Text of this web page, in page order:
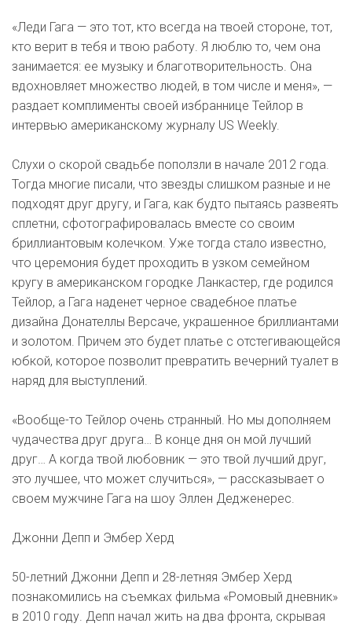
«Леди Гага — это тот, кто всегда на твоей стороне, тот,
кто верит в тебя и твою работу. Я люблю то, чем она
занимается: ее музыку и благотворительность. Она
вдохновляет множество людей, в том числе и меня», —
раздает комплименты своей избраннице Тейлор в
интервью американскому журналу US Weekly.
Слухи о скорой свадьбе поползли в начале 2012 года.
Тогда многие писали, что звезды слишком разные и не
подходят друг другу, и Гага, как будто пытаясь развеять
сплетни, сфотографировалась вместе со своим
бриллиантовым колечком. Уже тогда стало известно,
что церемония будет проходить в узком семейном
кругу в американском городке Ланкастер, где родился
Тейлор, а Гага наденет черное свадебное платье
дизайна Донателлы Версаче, украшенное бриллиантами
и золотом. Причем это будет платье с отстегивающейся
юбкой, которое позволит превратить вечерний туалет в
наряд для выступлений.
«Вообще-то Тейлор очень странный. Но мы дополняем
чудачества друг друга… В конце дня он мой лучший
друг… А когда твой любовник — это твой лучший друг,
это лучшее, что может случиться», — рассказывает о
своем мужчине Гага на шоу Эллен Дедженерес.
Джонни Депп и Эмбер Херд
50-летний Джонни Депп и 28-летняя Эмбер Херд
познакомились на съемках фильма «Ромовый дневник»
в 2010 году. Депп начал жить на два фронта, скрывая